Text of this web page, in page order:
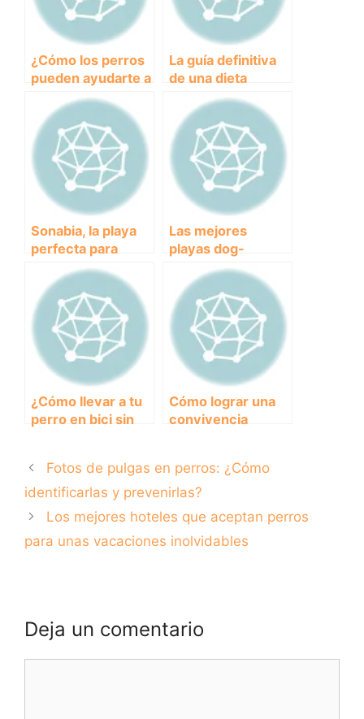
¿Cómo los perros
pueden ayudarte a
relajarte?
La guía definitiva
de una dieta
saludable para
perros: ¿qué
deben comer?
Sonabia, la playa
perfecta para
disfrutar con
nuestros amigos
peludos: todo lo
que necesitas
saber sobre la
playa dog-friendly
Las mejores
playas dog-
friendly en España
para disfrutar con
tu mascota
¿Cómo llevar a tu
perro en bici sin
Descubre cómo
adaptar un carro
para bicicletas y
disfruta de un
paseo seguro con
Cómo lograr una
convivencia
Fotos de pulgas en perros: ¿Cómo
identificarlas y prevenirlas?
Los mejores hoteles que aceptan perros
para unas vacaciones inolvidables
Deja un comentario